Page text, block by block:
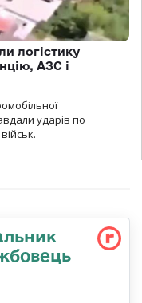
логістику
АЗС і
ударів по